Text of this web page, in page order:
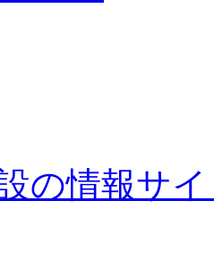
の情報サ